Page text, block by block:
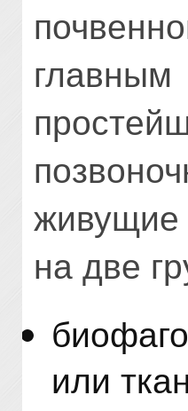
живущие
на две
или